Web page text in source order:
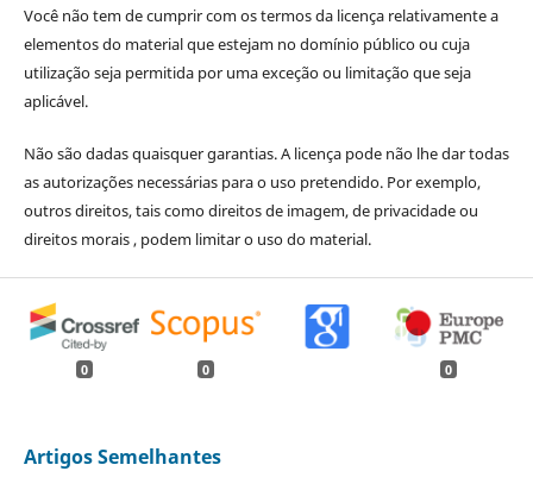
Você não tem de cumprir com os termos da licença relativamente a
elementos do material que estejam no domínio público ou cuja
utilização seja permitida por uma exceção ou limitação que seja
aplicável.
Não são dadas quaisquer garantias. A licença pode não lhe dar todas
as autorizações necessárias para o uso pretendido. Por exemplo,
outros direitos, tais como direitos de imagem, de privacidade ou
direitos morais , podem limitar o uso do material.
0 0 0
Artigos Semelhantes